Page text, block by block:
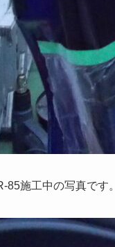
85施工中の写真です。